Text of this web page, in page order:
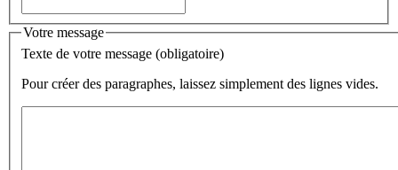
Votre message
Texte de votre message (obligatoire)
Pour créer des paragraphes, laissez simplement des lignes vides.